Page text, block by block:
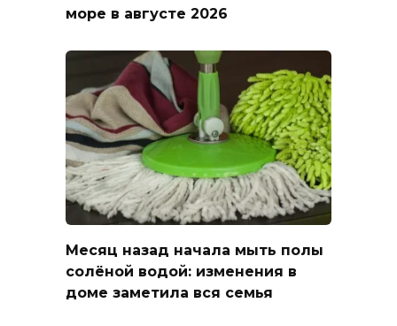
море в августе 2026
Месяц назад начала мыть полы
солёной водой: изменения в
доме заметила вся семья